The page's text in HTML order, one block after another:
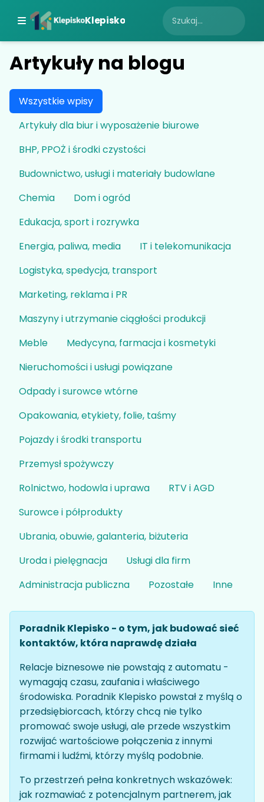
Klepisko
Artykuły na blogu
Wszystkie wpisy
Artykuły dla biur i wyposażenie biurowe
BHP, PPOŻ i środki czystości
Budownictwo, usługi i materiały budowlane
Chemia
Dom i ogród
Edukacja, sport i rozrywka
Energia, paliwa, media
IT i telekomunikacja
Logistyka, spedycja, transport
Marketing, reklama i PR
Maszyny i utrzymanie ciągłości produkcji
Meble
Medycyna, farmacja i kosmetyki
Nieruchomości i usługi powiązane
Odpady i surowce wtórne
Opakowania, etykiety, folie, taśmy
Pojazdy i środki transportu
Przemysł spożywczy
Rolnictwo, hodowla i uprawa
RTV i AGD
Surowce i półprodukty
Ubrania, obuwie, galanteria, biżuteria
Uroda i pielęgnacja
Usługi dla firm
Administracja publiczna
Pozostałe Inne
Poradnik Klepisko - o tym, jak budować sieć
kontaktów, która naprawdę działa
Relacje biznesowe nie powstają z automatu -
wymagają czasu, zaufania i właściwego
środowiska. Poradnik Klepisko powstał z myślą o
przedsiębiorcach, którzy chcą nie tylko
promować swoje usługi, ale przede wszystkim
rozwijać wartościowe połączenia z innymi
firmami i ludźmi, którzy myślą podobnie.
To przestrzeń pełna konkretnych wskazówek:
jak rozmawiać z potencjalnym partnerem, jak